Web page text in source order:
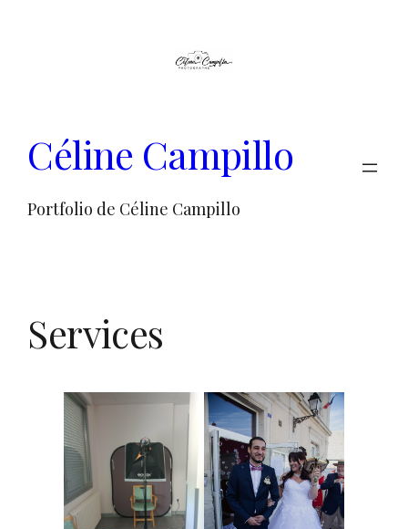
Céline Campillo
Portfolio de Céline Campillo
Services